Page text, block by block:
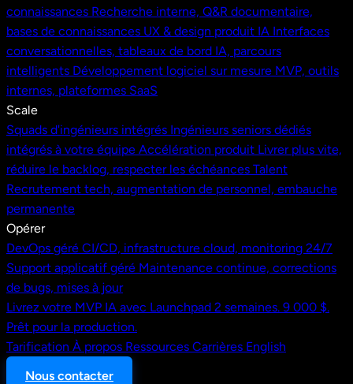
connaissances Recherche interne, Q&R documentaire,
bases de connaissances UX & design produit IA Interfaces
conversationnelles, tableaux de bord IA, parcours
intelligents Développement logiciel sur mesure MVP, outils
internes, plateformes SaaS
Scale
Squads d'ingénieurs intégrés Ingénieurs seniors dédiés
intégrés à votre équipe Accélération produit Livrer plus vite,
réduire le backlog, respecter les échéances Talent
Recrutement tech, augmentation de personnel, embauche
permanente
Opérer
DevOps géré CI/CD, infrastructure cloud, monitoring 24/7
Support applicatif géré Maintenance continue, corrections
de bugs, mises à jour
Livrez votre MVP IA avec Launchpad 2 semaines. 9 000 $.
Prêt pour la production.
Tarification À propos Ressources Carrières English
Nous contacter